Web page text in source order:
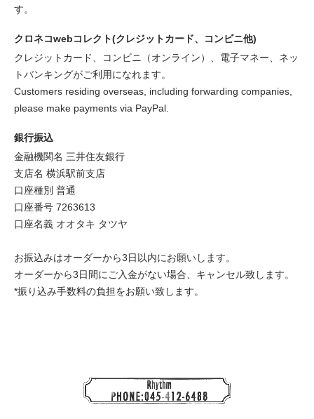
す。
クロネコwebコレクト(クレジットカード、コンビニ他)
クレジットカード、コンビニ（オンライン）、電子マネー、ネッ
トバンキングがご利用になれます。
Customers residing overseas, including forwarding companies,
please make payments via PayPal.
銀行振込
金融機関名 三井住友銀行
支店名 横浜駅前支店
口座種別 普通
口座番号 7263613
口座名義 オオタキ タツヤ
お振込みはオーダーから3日以内にお願いします。
オーダーから3日間にご入金がない場合、キャンセル致します。
*振り込み手数料の負担をお願い致します。